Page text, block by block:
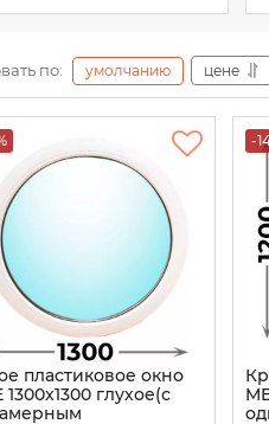
по: умолчанию цене
пластиковое окно
1300x1300 глухое(с
-